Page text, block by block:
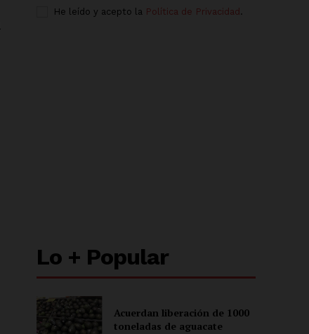
He leído y acepto la Política de Privacidad .
Lo + Popular
Acuerdan liberación de 1000
toneladas de aguacate